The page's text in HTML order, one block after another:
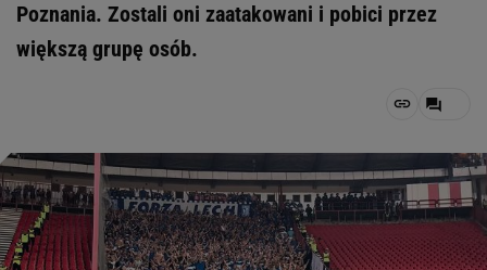
Poznania. Zostali oni zaatakowani i pobici przez
większą grupę osób.